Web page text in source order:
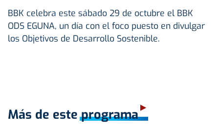
BBK celebra este sábado 29 de octubre el BBK
ODS EGUNA, un día con el foco puesto en divulgar
los Objetivos de Desarrollo Sostenible.
Más de este programa